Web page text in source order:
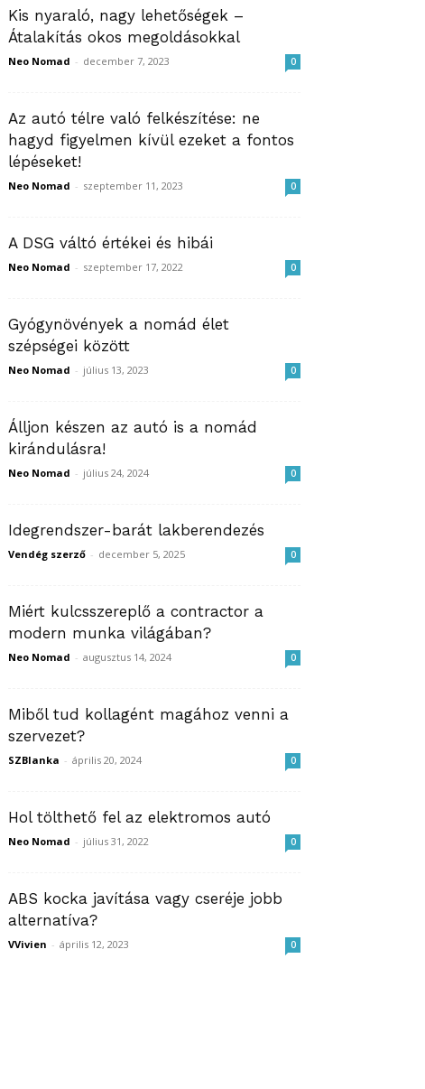
Kis nyaraló, nagy lehetőségek –
Átalakítás okos megoldásokkal
Neo Nomad - december 7, 2023 0
Az autó télre való felkészítése: ne
hagyd figyelmen kívül ezeket a fontos
lépéseket!
Neo Nomad - szeptember 11, 2023 0
A DSG váltó értékei és hibái
Neo Nomad - szeptember 17, 2022 0
Gyógynövények a nomád élet
szépségei között
Neo Nomad - július 13, 2023 0
Álljon készen az autó is a nomád
kirándulásra!
Neo Nomad - július 24, 2024 0
Idegrendszer-barát lakberendezés
Vendég szerző - december 5, 2025 0
Miért kulcsszereplő a contractor a
modern munka világában?
Neo Nomad - augusztus 14, 2024 0
Miből tud kollagént magához venni a
szervezet?
SZBlanka - április 20, 2024 0
Hol tölthető fel az elektromos autó
Neo Nomad - július 31, 2022 0
ABS kocka javítása vagy cseréje jobb
alternatíva?
VVivien - április 12, 2023 0